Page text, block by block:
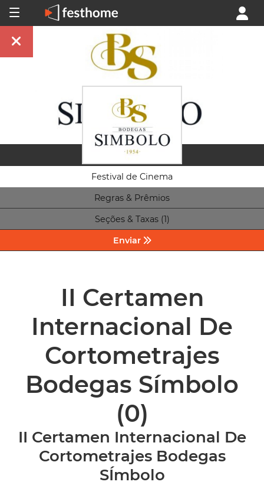
Festival de Cinema
Regras & Prêmios
Seções & Taxas (1)
Enviar
II Certamen
Internacional De
Cortometrajes
Bodegas Símbolo
(0)
II Certamen Internacional De
Cortometrajes Bodegas
SÍmbolo